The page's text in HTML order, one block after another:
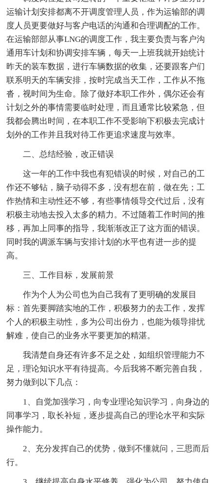
运输计划安排都离不开调度管理人员，作为运输部的调
度人员更要做好与客户电话的沟通和合理调配的工作。
在运输部部从事LNG的调度工作，我主要负责与客户沟
通用车计划和协调安排车辆，每天一上班我就开始统计
昨天的装车数据，进行车辆数据的收集，还要跟客户们
联系明天的车辆安排，按时完成当天工作，工作从不拖
沓，视时间为生命。除了做好本职工作外，偶尔还会有
计划之外的事情需要临时处理，而且通常比较紧急，但
我都会腾出时间，在本职工作不受影响下积极去完成计
划外的工作并且我对待工作更追求速度与效率。
二、总结经验，改正错误
这一年的工作中我也有犯错误的时候，对自己的工
作还不够钻，脑子动得不多，没有想在前，做在先；工
作热情和主动性还不够，有些事情领导交代过后，没有
积极主动地去投入太多的精力。不过随着工作时间的推
移，再加上同事的指导，我渐渐改正了这方面的错误。
同时我的调派车辆与安排计划的水平也有进一步的提
高。
三、工作目标，发展前景
作为个人为公司也为自己我有了更明确的发展目
标：首先要脚踏实地的工作，积极努力的去工作，发挥
个人的积极主动性，多为公司出份力，也能为领导排忧
解难，使自己的业务水平要更加的精湛。
我清楚自身还有许多不足之处，如组织管理能力不
足，理论知识水平有待提高。今后我将不断完善自我，
努力做到以下几点：
1、自觉加强学习，向专业理论知识学习，向身边的
同事学习，取长补短，逐步提高自己的理论水平和实际
操作能力。
2、充分发挥自己的优势，做到不懂就问，三思而后
行。